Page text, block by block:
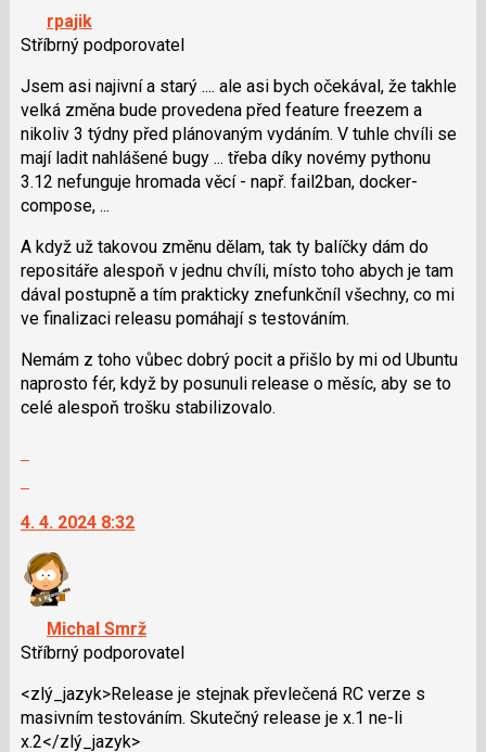
navigaci
lze
použít
i
klávesy
N
pro
následující
a
pro
předchozí
nový
názor
rpajik
Stříbrný podporovatel
Jsem asi najivní a starý .... ale asi bych očekával, že takhle
velká změna bude provedena před feature freezem a
nikoliv 3 týdny před plánovaným vydáním. V tuhle chvíli se
mají ladit nahlášené bugy ... třeba díky novémy pythonu
3.12 nefunguje hromada věcí - např. fail2ban, docker-
compose, ...
A když už takovou změnu dělam, tak ty balíčky dám do
repositáře alespoň v jednu chvíli, místo toho abych je tam
dával postupně a tím prakticky znefunkčníl všechny, co mi
ve finalizaci releasu pomáhají s testováním.
Nemám z toho vůbec dobrý pocit a přišlo by mi od Ubuntu
naprosto fér, když by posunuli release o měsíc, aby se to
celé alespoň trošku stabilizovalo.
další
nový
názor.
K
navigaci
lze
použít
i
klávesy
N
4. 4. 2024 8:32
Michal Smrž
Stříbrný podporovatel
<zlý_jazyk>Release je stejnak převlečená RC verze s
masivním testováním. Skutečný release je x.1 ne-li
x.2</zlý_jazyk>